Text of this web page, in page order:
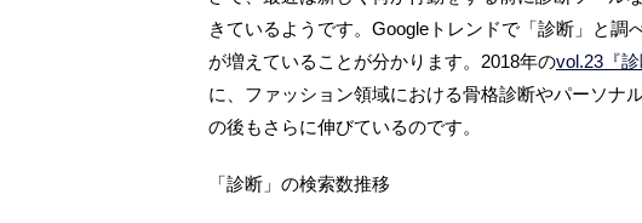
きているようです。Googleトレンドで「診断」と調
が増えていることが分かります。2018年のvol.23『
に、ファッション領域における骨格診断やパーソナ
の後もさらに伸びているのです。
「診断」の検索数推移